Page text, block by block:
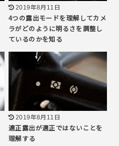
2019年8月11日
4つの露出モードを理解してカメ
ラがどのように明るさを調整し
ているのかを知る
2019年8月11日
適正露出が適正ではないことを
理解する